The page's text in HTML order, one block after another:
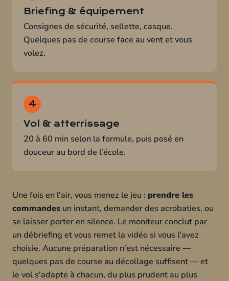
Briefing & équipement
Consignes de sécurité, sellette, casque.
Quelques pas de course face au vent et vous
volez.
Vol & atterrissage
20 à 60 min selon la formule, puis posé en
douceur au bord de l'école.
Une fois en l'air, vous menez le jeu : prendre les
commandes un instant, demander des acrobaties, ou
se laisser porter en silence. Le moniteur conclut par
un débriefing et vous remet la vidéo si vous l'avez
choisie. Aucune préparation n'est nécessaire —
quelques pas de course au décollage suffisent — et
le vol s'adapte à chacun, du plus prudent au plus